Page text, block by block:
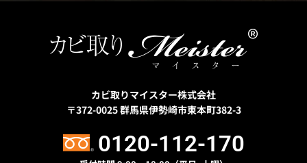
カビ取りマイスター株式会社
〒372-0025群馬県伊勢崎市東本町382-3
0120-112-170